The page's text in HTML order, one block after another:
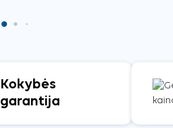
Kokybės
garantija